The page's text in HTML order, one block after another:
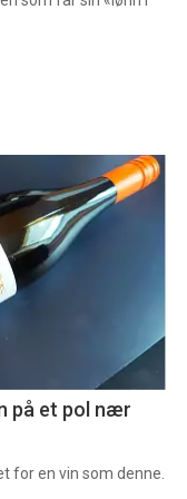
på et pol nær
for en vin som denne.